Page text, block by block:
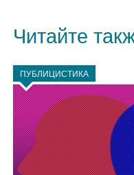
Читайте
ПУБЛИЦИСТИКА